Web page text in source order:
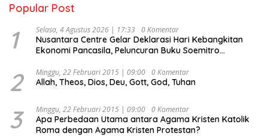
Popular Post
1 Selasa, 4 Agustus 2026 | 17:33 0 Komentar
Nusantara Centre Gelar Deklarasi Hari Kebangkitan
Ekonomi Pancasila, Peluncuran Buku Soemitro
Ekonomi Politik Indonesia) & Simposium Nasional
“Urgensi Undang-Undang Perekonomian Nasional dan
Indonesia Emas 2045”,
2 Minggu, 22 Februari 2015 | 09:00 0 Komentar
Allah, Theos, Dios, Deu, Gott, God, Tuhan
3 Minggu, 22 Februari 2015 | 09:00 0 Komentar
Apa Perbedaan Utama antara Agama Kristen Katolik
Roma dengan Agama Kristen Protestan?